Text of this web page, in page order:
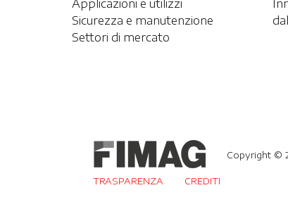
Applicazioni e utilizzi
Sicurezza e manutenzione
Settori di mercato
Copyright ©
TRASPARENZA CREDITI